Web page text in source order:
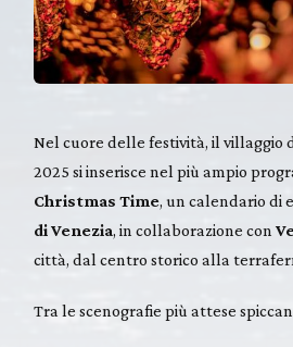
Nel cuore delle festività, il villaggio
2025 si inserisce nel più ampio
Christmas Time, un calendario di
di Venezia, in collaborazione con
città, dal centro storico alla
Tra le scenografie più attese